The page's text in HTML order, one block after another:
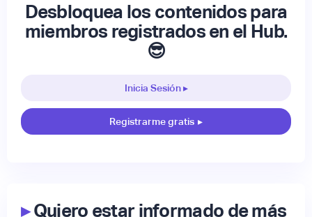
Desbloquea los contenidos para
miembros registrados en el Hub.
😎
Inicia Sesión ▸
Registrarme gratis ▸
▸Quiero estar informado de más